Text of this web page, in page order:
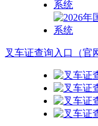
叉车证查询入口（官